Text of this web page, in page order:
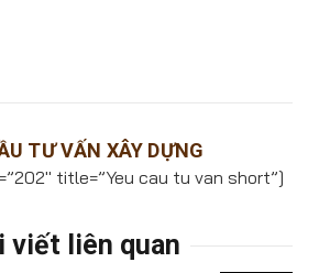
TƯ VẤN XÂY DỰNG
title=”Yeu cau tu van short”]
viết liên quan